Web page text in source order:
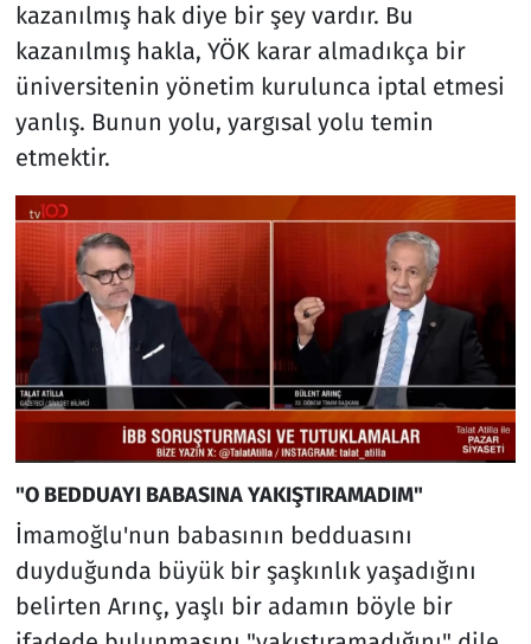
kazanılmış hak diye bir şey vardır. Bu
kazanılmış hakla, YÖK karar almadıkça bir
üniversitenin yönetim kurulunca iptal etmesi
yanlış. Bunun yolu, yargısal yolu temin
etmektir.
"O BEDDUAYI BABASINA YAKIŞTIRAMADIM"
İmamoğlu'nun babasının bedduasını
duyduğunda büyük bir şaşkınlık yaşadığını
belirten Arınç, yaşlı bir adamın böyle bir